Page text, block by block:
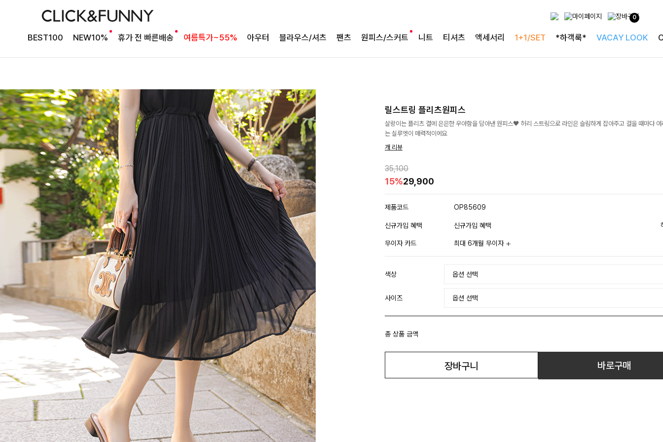
0
BEST100 NEW10% 휴가 전 빠른배송 여름특가~55% 아우터 블라우스/셔츠 팬츠 원피스/스커트 니트 티셔츠 액세서리 1+1/SET *하객룩* VACAY LOOK
릴스트링 플리츠원피스
살랑이는 플리츠 결에 은은한 우아함을 담아낸 원피스🖤 허리 스트링으로 라인은 슬림하게 잡아주고 걸을 때마다
는 실루엣이 매력적이에요
개 리뷰
35,100
15%29,900
제품코드 OP85609
신규가입 혜택 신규가입 혜택
무이자 카드 최대 6개월 무이자
색상
사이즈
총 상품 금액
장바구니 바로구매